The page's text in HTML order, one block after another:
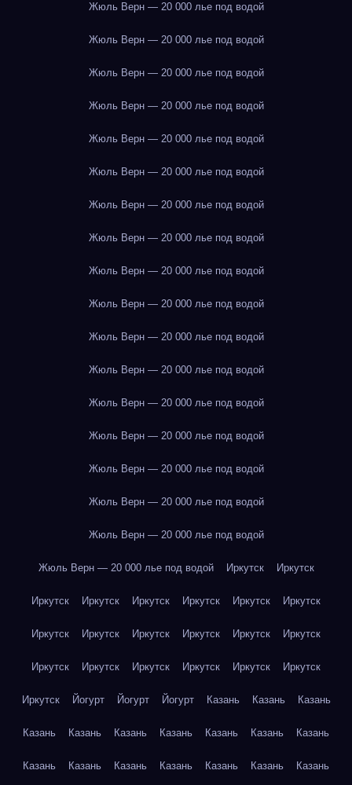
Жюль Верн — 20 000 лье под водой
Жюль Верн — 20 000 лье под водой
Жюль Верн — 20 000 лье под водой
Жюль Верн — 20 000 лье под водой
Жюль Верн — 20 000 лье под водой
Жюль Верн — 20 000 лье под водой
Жюль Верн — 20 000 лье под водой
Жюль Верн — 20 000 лье под водой
Жюль Верн — 20 000 лье под водой
Жюль Верн — 20 000 лье под водой
Жюль Верн — 20 000 лье под водой
Жюль Верн — 20 000 лье под водой
Жюль Верн — 20 000 лье под водой
Жюль Верн — 20 000 лье под водой
Жюль Верн — 20 000 лье под водой
Жюль Верн — 20 000 лье под водой
Жюль Верн — 20 000 лье под водой
Жюль Верн — 20 000 лье под водой Иркутск Иркутск
Иркутск Иркутск Иркутск Иркутск Иркутск Иркутск
Иркутск Иркутск Иркутск Иркутск Иркутск Иркутск
Иркутск Иркутск Иркутск Иркутск Иркутск Иркутск
Иркутск Йогурт Йогурт Йогурт Казань Казань Казань
Казань Казань Казань Казань Казань Казань Казань
Казань Казань Казань Казань Казань Казань Казань